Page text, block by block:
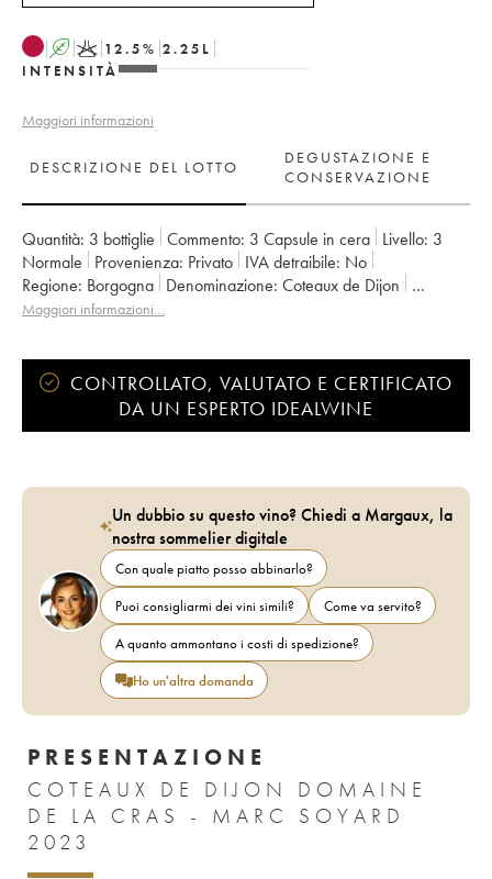
A K 12.5% 2.25 L
INTENSITÀ
Maggiori informazioni
DESCRIZIONE DEL LOTTO
DEGUSTAZIONE E
CONSERVAZIONE
Quantità: 3 bottiglie Commento: 3 Capsule in cera Livello: 3
Normale
Provenienza: privato IVA detraibile:
no
Regione:
Borgogna Denominazione:
Coteaux de Dijon
Proprietario:
Domaine de la Cras - Marc Soyard
Maggiori informazioni…
CONTROLLATO, VALUTATO E CERTIFICATO
DA UN ESPERTO IDEALWINE
Un dubbio su questo vino? Chiedi a Margaux, la
nostra sommelier digitale
Con quale piatto posso abbinarlo?
Puoi consigliarmi dei vini simili?
Come va servito?
A quanto ammontano i costi di spedizione?
Ho un'altra domanda
PRESENTAZIONE
COTEAUX DE DIJON DOMAINE
DE LA CRAS - MARC SOYARD
2023